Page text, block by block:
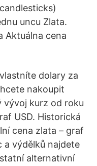
uncu Zlata.
Aktuálna cena
dolary za
nakoupit
vývoj kurz od roku
USD. Historická
cena zlata – graf
a výdělků najdete
alternativní